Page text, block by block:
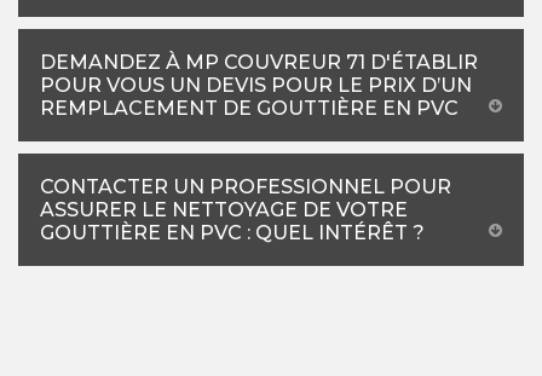
DEMANDEZ À MP COUVREUR 71 D'ÉTABLIR
POUR VOUS UN DEVIS POUR LE PRIX D’UN
REMPLACEMENT DE GOUTTIÈRE EN PVC
CONTACTER UN PROFESSIONNEL POUR
ASSURER LE NETTOYAGE DE VOTRE
GOUTTIÈRE EN PVC : QUEL INTÉRÊT ?